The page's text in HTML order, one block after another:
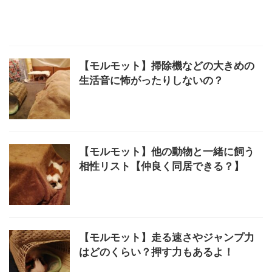
【モルモット】掃除機などの大きめの
生活音に怖がったりしないの？
【モルモット】他の動物と一緒に飼う
相性リスト【仲良く同居できる？】
【モルモット】走る速さやジャンプ力
はどのくらい？押す力もあるよ！